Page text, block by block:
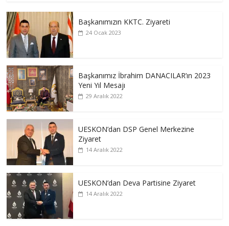
Başkanımızın KKTC. Ziyareti
24 Ocak 2023
Başkanımız İbrahim DANACILAR’ın 2023
Yeni Yıl Mesajı
29 Aralık 2022
UESKON’dan DSP Genel Merkezine
Ziyaret
14 Aralık 2022
UESKON’dan Deva Partisine Ziyaret
14 Aralık 2022